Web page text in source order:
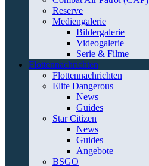
Reserve
Mediengalerie
Bildergalerie
Videogalerie
Serie & Filme
Flottennachrichten
Flottennachrichten
Elite Dangerous
News
Guides
Star Citizen
News
Guides
Angebote
BSGO